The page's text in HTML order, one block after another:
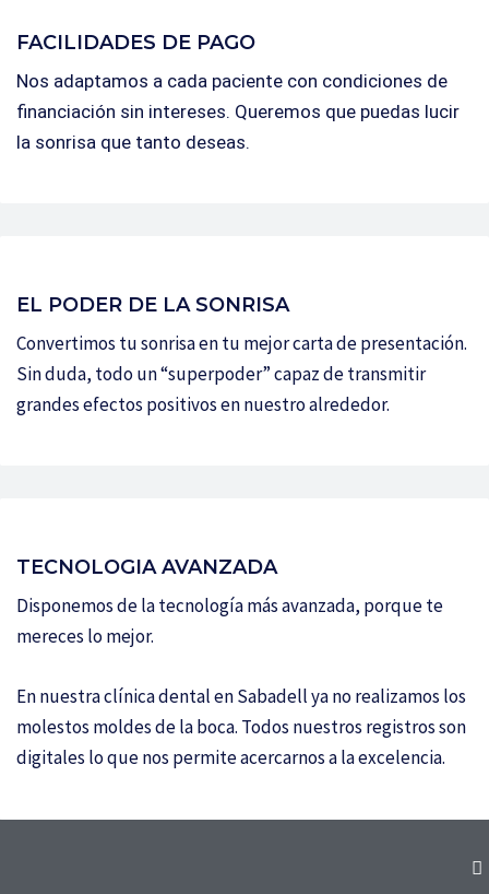
FACILIDADES DE PAGO
Nos adaptamos a cada paciente con condiciones de
financiación sin intereses. Queremos que puedas lucir
la sonrisa que tanto deseas.
EL PODER DE LA SONRISA
Convertimos tu sonrisa en tu mejor carta de presentación.
Sin duda, todo un “superpoder” capaz de transmitir
grandes efectos positivos en nuestro alrededor.
TECNOLOGIA AVANZADA
Disponemos de la tecnología más avanzada, porque te
mereces lo mejor.
En nuestra clínica dental en Sabadell ya no realizamos los
molestos moldes de la boca. Todos nuestros registros son
digitales lo que nos permite acercarnos a la excelencia.